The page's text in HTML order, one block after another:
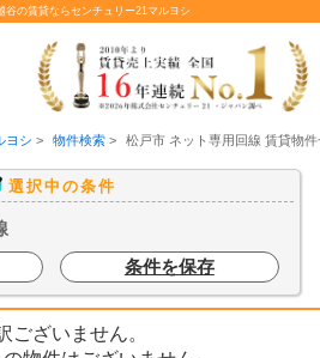
の賃貸ならセンチュリー21マルヨシ
ヨシ > 物件検索> 松戸市 ネット専用回線 賃貸物件
選択中の条件
条件を保存
ございません。